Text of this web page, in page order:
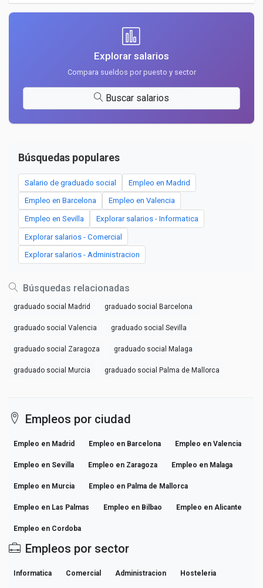
Explorar salarios
Compara sueldos por puesto y sector
Buscar salarios
Búsquedas populares
Salario de graduado social Empleo en Madrid
Empleo en Barcelona Empleo en Valencia
Empleo en Sevilla Explorar salarios - Informatica
Explorar salarios - Comercial
Explorar salarios - Administracion
Búsquedas relacionadas
graduado social Madrid graduado social Barcelona
graduado social Valencia graduado social Sevilla
graduado social Zaragoza graduado social Malaga
graduado social Murcia graduado social Palma de Mallorca
Empleos por ciudad
Empleo en Madrid Empleo en Barcelona Empleo en Valencia
Empleo en Sevilla Empleo en Zaragoza Empleo en Malaga
Empleo en Murcia Empleo en Palma de Mallorca
Empleo en Las Palmas Empleo en Bilbao Empleo en Alicante
Empleo en Cordoba
Empleos por sector
Informatica Comercial Administracion Hosteleria